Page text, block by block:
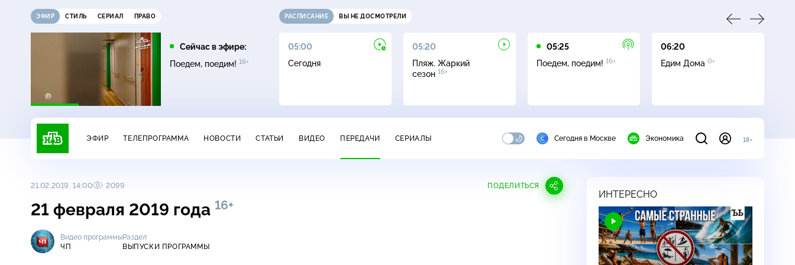
ЭФИР СТИЛЬ СЕРИАЛ ПРАВО
Сейчас в эфире:
Поедем, поедим! 16+
РАСПИСАНИЕ ВЫ НЕ ДОСМОТРЕЛИ
01:25
Пляж. Жаркий
05:00
Сегодня
05:20
Пляж. Жаркий
сезон 16+
05:25
Поедем, поедим! 16+
06:20
Едим Дома 0+
ЭФИР ТЕЛЕПРОГРАММА НОВОСТИ СТАТЬИ ВИДЕО ПЕРЕДАЧИ СЕРИАЛЫ Сегодня в Москве Экономика 18+
21.02.2019, 14:00 2099 ПОДЕЛИТЬСЯ
21 февраля 2019 года 16+
Видео программы
ЧП
Раздел
ВЫПУСКИ ПРОГРАММЫ
ИНТЕРЕСНО